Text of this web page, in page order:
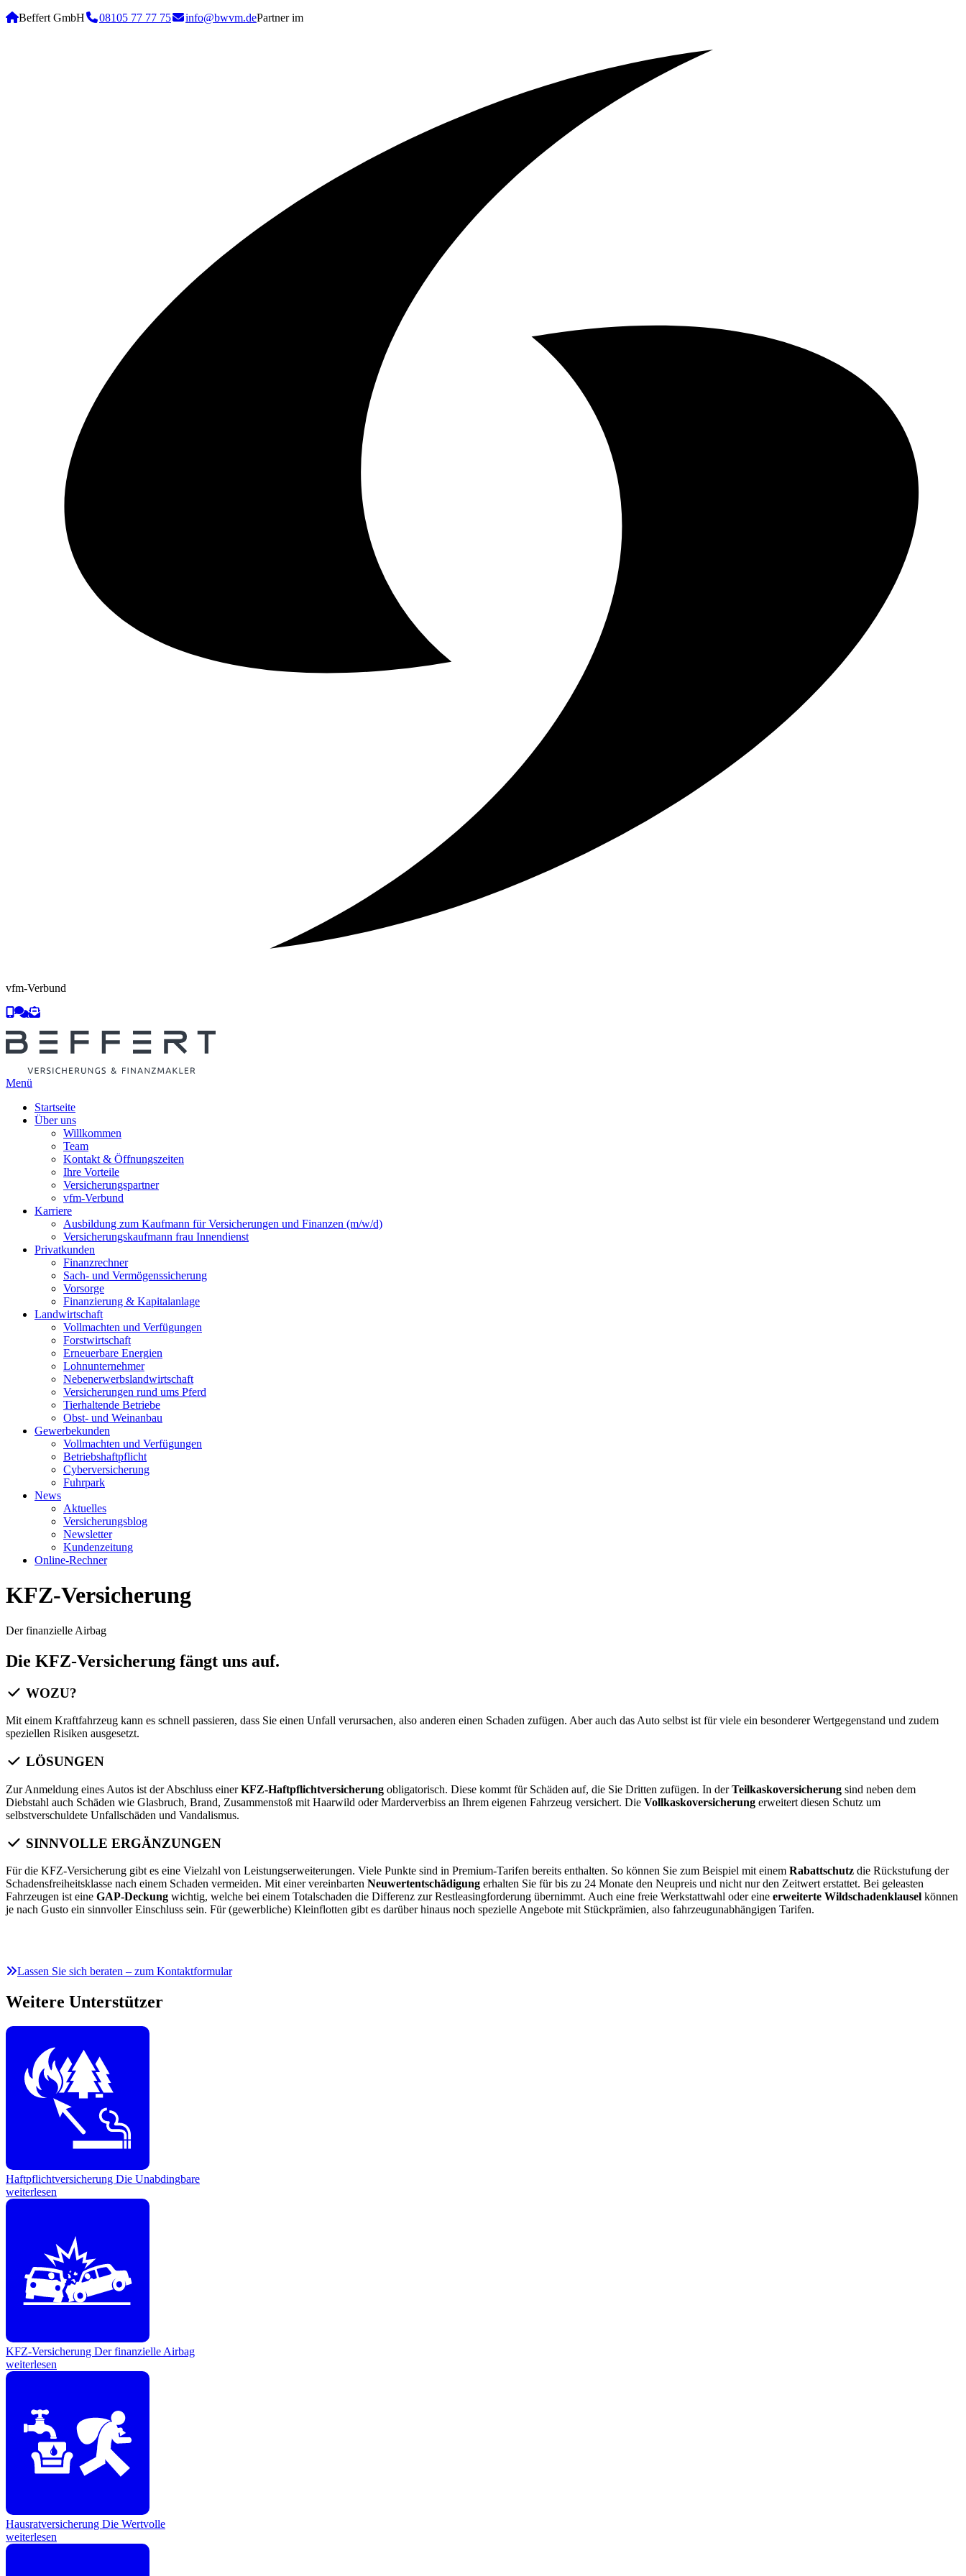
Beffert GmbH 08105 77 77 75 info@bwvm.dePartner im
vfm-Verbund
Menü
Startseite
Über uns
Willkommen
Team
Kontakt & Öffnungszeiten
Ihre Vorteile
Versicherungspartner
vfm-Verbund
Karriere
Ausbildung zum Kaufmann für Versicherungen und Finanzen (m/w/d)
Versicherungskaufmann frau Innendienst
Privatkunden
Finanzrechner
Sach- und Vermögenssicherung
Vorsorge
Finanzierung & Kapitalanlage
Landwirtschaft
Vollmachten und Verfügungen
Forstwirtschaft
Erneuerbare Energien
Lohnunternehmer
Nebenerwerbslandwirtschaft
Versicherungen rund ums Pferd
Tierhaltende Betriebe
Obst- und Weinanbau
Gewerbekunden
Vollmachten und Verfügungen
Betriebshaftpflicht
Cyberversicherung
Fuhrpark
News
Aktuelles
Versicherungsblog
Newsletter
Kundenzeitung
Online-Rechner
KFZ-Versicherung
Der finanzielle Airbag
Die KFZ-Versicherung fängt uns auf.
WOZU?
Mit einem Kraftfahrzeug kann es schnell passieren, dass Sie einen Unfall verursachen, also anderen einen Schaden zufügen. Aber auch das Auto selbst ist für viele ein besonderer Wertgegenstand und zudem
speziellen Risiken ausgesetzt.
LÖSUNGEN
Zur Anmeldung eines Autos ist der Abschluss einerKFZ-Haftpflichtversicherung obligatorisch. Diese kommt für Schäden auf, die Sie Dritten zufügen. In derTeilkaskoversicherung sind neben dem
Diebstahl auch Schäden wie Glasbruch, Brand, Zusammenstoß mit Haarwild oder Marderverbiss an Ihrem eigenen Fahrzeug versichert. Die Vollkaskoversicherung erweitert diesen Schutz um
selbstverschuldete Unfallschäden und Vandalismus.
SINNVOLLE ERGÄNZUNGEN
Für die KFZ-Versicherung gibt es eine Vielzahl von Leistungserweiterungen. Viele Punkte sind in Premium-Tarifen bereits enthalten. So können Sie zum Beispiel mit einem Rabattschutz die Rückstufung der
Schadensfreiheitsklasse nach einem Schaden vermeiden. Mit einer vereinbarten Neuwertentschädigung erhalten Sie für bis zu 24 Monate den Neupreis und nicht nur den Zeitwert erstattet. Bei geleasten
Fahrzeugen ist eine GAP-Deckung wichtig, welche bei einem Totalschaden die Differenz zur Restleasingforderung übernimmt. Auch eine freie Werkstattwahl oder eine erweiterte Wildschadenklausel können
je nach Gusto ein sinnvoller Einschluss sein. Für (gewerbliche) Kleinflotten gibt es darüber hinaus noch spezielle Angebote mit Stückprämien, also fahrzeugunabhängigen Tarifen.
Lassen Sie sich beraten – zum Kontaktformular
Weitere Unterstützer
Haftpflichtversicherung Die Unabdingbare
weiterlesen
KFZ-Versicherung Der finanzielle Airbag
weiterlesen
Hausratversicherung Die Wertvolle
weiterlesen